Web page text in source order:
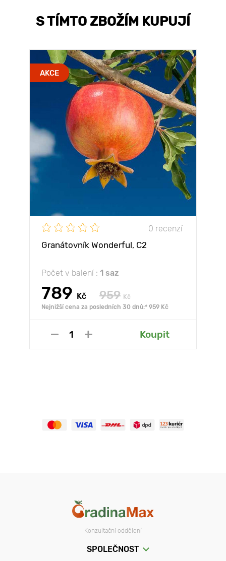
S TÍMTO ZBOŽÍM KUPUJÍ
AKCE
0 recenzí
Granátovník Wonderful, С2
Počet v balení : 1 saz
789 Kč 959 Kč
Nejnižší cena za posledních 30 dnů:* 959 Kč
Koupit
Konzultační oddělení
SPOLEČNOST